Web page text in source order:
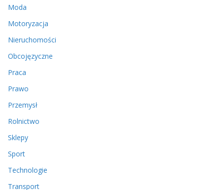
Moda
Motoryzacja
Nieruchomości
Obcojęzyczne
Praca
Prawo
Przemysł
Rolnictwo
Sklepy
Sport
Technologie
Transport